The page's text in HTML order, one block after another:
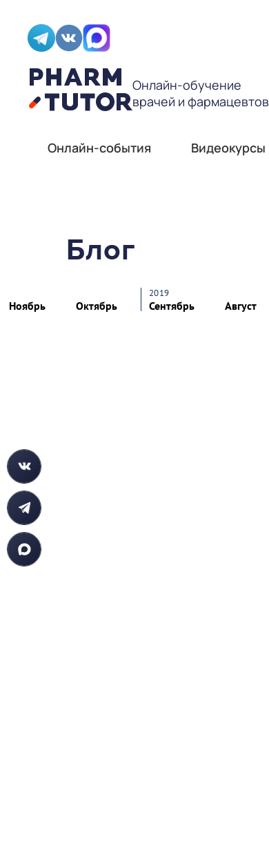
Онлайн-обучение
врачей и фармацевтов
Онлайн-события Видеокурсы
Блог
Ноябрь Октябрь
2019
Сентябрь Август